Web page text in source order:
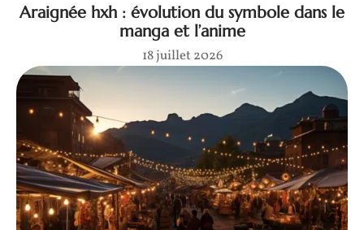
Araignée hxh : évolution du symbole dans le
manga et l’anime
18 juillet 2026